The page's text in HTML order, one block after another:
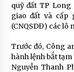
quỹ đất TP Long
giao đất và cấp
(CNQSDĐ) các lô
Trước đó, Công
hành lệnh bắt
Nguyễn Thanh